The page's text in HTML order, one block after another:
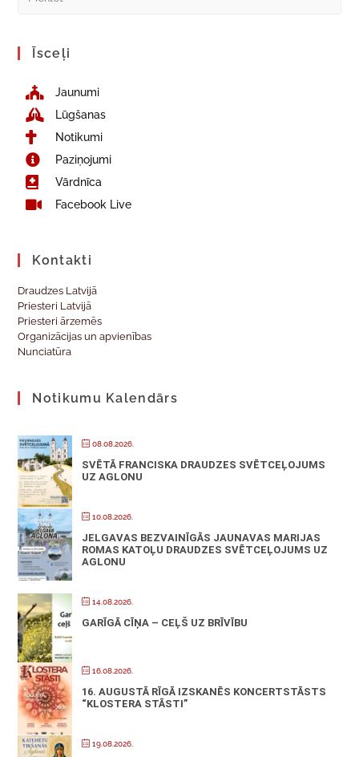
Īsceļi
Jaunumi
Lūgšanas
Notikumi
Paziņojumi
Vārdnīca
Facebook Live
Kontakti
Draudzes Latvijā
Priesteri Latvijā
Priesteri ārzemēs
Organizācijas un apvienības
Nunciatūra
Notikumu Kalendārs
08.08.2026.
SVĒTĀ FRANCISKA DRAUDZES SVĒTCEĻOJUMS
UZ AGLONU
10.08.2026.
JELGAVAS BEZVAINĪGĀS JAUNAVAS MARIJAS
ROMAS KATOĻU DRAUDZES SVĒTCEĻOJUMS UZ
AGLONU
14.08.2026.
GARĪGĀ CĪŅA – CEĻŠ UZ BRĪVĪBU
16.08.2026.
16. AUGUSTĀ RĪGĀ IZSKANĒS KONCERTSTĀSTS
“KLOSTERA STĀSTI”
19.08.2026.